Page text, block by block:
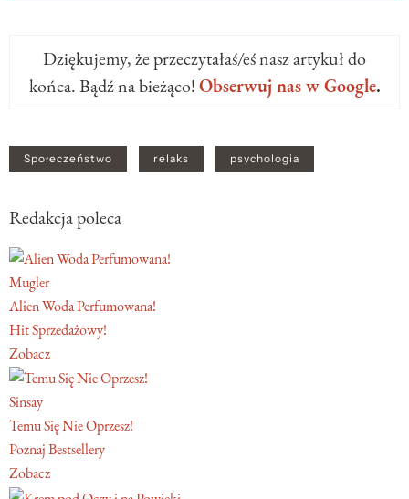
Dziękujemy, że przeczytałaś/eś nasz artykuł do
końca. Bądź na bieżąco!Obserwuj nas w Google.
Społeczeństwo relaks psychologia
Redakcja poleca
Mugler
Alien Woda Perfumowana!
Hit Sprzedażowy!
Zobacz
Sinsay
Temu Się Nie Oprzesz!
Poznaj Bestsellery
Zobacz